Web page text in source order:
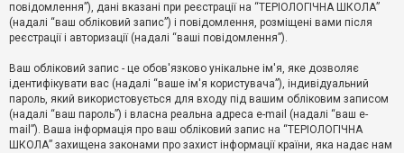
т
и
в
е
м
и
повідомлення”), дані вказані при реєстрації на “ТЕРІОЛОГІЧНА ШКОЛА”
(надалі “ваш обліковий запис”) і повідомлення, розміщені вами після
реєстрації і авторизації (надалі “ваші повідомлення”).
Ваш обліковий запис - це обов'язково унікальне ім'я, яке дозволяє
ідентифікувати вас (надалі “ваше ім'я користувача”), індивідуальний
пароль, який використовується для входу під вашим обліковим записом
(надалі “ваш пароль”) і власна реальна адреса e-mail (надалі “ваш e-
mail”). Ваша інформація про ваш обліковий запис на “ТЕРІОЛОГІЧНА
ШКОЛА” захищена законами про захист інформації країни, яка надає нам